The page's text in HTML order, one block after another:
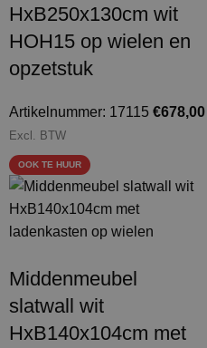
HxB250x130cm wit
HOH15 op wielen en
opzetstuk
Artikelnummer: 17115 €678,00
Excl. BTW
OOK TE HUUR
Middenmeubel
slatwall wit
HxB140x104cm met